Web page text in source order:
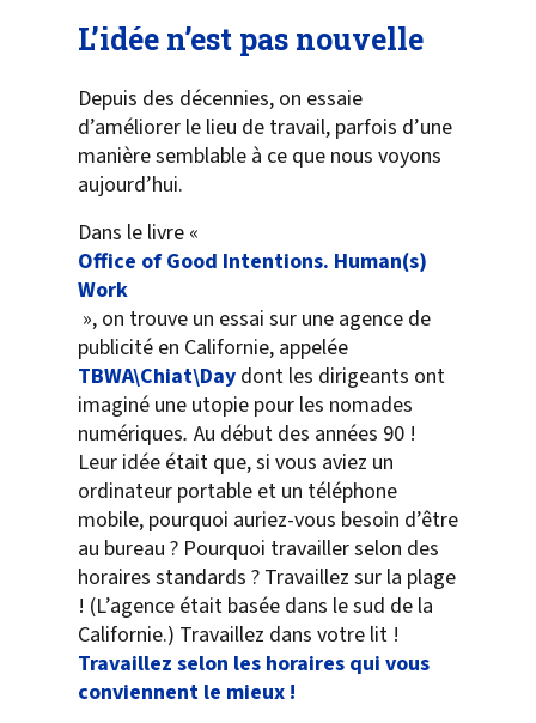
L’idée n’est pas nouvelle
Depuis des décennies, on essaie
d’améliorer le lieu de travail, parfois d’une
manière semblable à ce que nous voyons
aujourd’hui.
Dans le livre «
Office of Good Intentions. Human(s)
Work
», on trouve un essai sur une agence de
publicité en Californie, appelée
TBWA\Chiat\Day dont les dirigeants ont
imaginé une utopie pour les nomades
numériques. Au début des années 90 !
Leur idée était que, si vous aviez un
ordinateur portable et un téléphone
mobile, pourquoi auriez-vous besoin d’être
au bureau ? Pourquoi travailler selon des
horaires standards ? Travaillez sur la plage
! (L’agence était basée dans le sud de la
Californie.) Travaillez dans votre lit !
Travaillez selon les horaires qui vous
conviennent le mieux !